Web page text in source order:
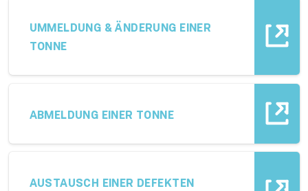
UMMELDUNG & ÄNDERUNG EINER
TONNE
ABMELDUNG EINER TONNE
AUSTAUSCH EINER DEFEKTEN